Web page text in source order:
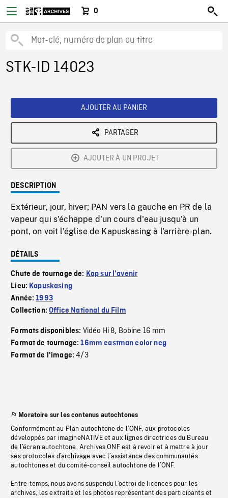
0
STK-ID 14023
AJOUTER AU PANIER
PARTAGER
AJOUTER À UN PROJET
DESCRIPTION
Extérieur, jour, hiver; PAN vers la gauche en PR de la
vapeur qui s'échappe d'un cours d'eau jusqu'à un
pont, on voit l'église de Kapuskasing à l'arrière-plan.
DÉTAILS
Chute de tournage de: Kap sur l'avenir
Lieu: Kapuskasing
Année:1993
Collection:Office National du Film
Formats disponibles: Vidéo Hi 8, Bobine 16 mm
Format de tournage:16mm eastman color neg
Format de l'image:4/3
Moratoire sur les contenus autochtones
Conformément au Plan autochtone de l’ONF, aux protocoles
développés par imagineNATIVE et aux lignes directrices du Bureau
de l’écran autochtone, Archives ONF est à revoir et à mettre à jour
ses protocoles d’archivage avec l’assistance des communautés
autochtones et du comité-conseil autochtone de l’ONF.
Entre-temps, nous avons suspendu l’octroi de licences pour les
archives, les extraits et les photos représentant des participants et